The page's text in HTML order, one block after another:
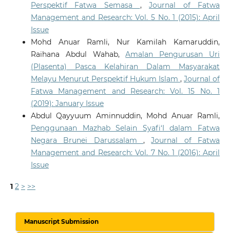
Perspektif Fatwa Semasa ,Journal of Fatwa
Management and Research: Vol. 5 No. 1 (2015): April
Issue
Mohd Anuar Ramli, Nur Kamilah Kamaruddin,
Raihana Abdul Wahab,Amalan Pengurusan Uri
(Plasenta) Pasca Kelahiran Dalam Masyarakat
Melayu Menurut Perspektif Hukum Islam,Journal of
Fatwa Management and Research: Vol. 15 No. 1
(2019): January Issue
Abdul Qayyuum Aminnuddin, Mohd Anuar Ramli,
Penggunaan Mazhab Selain Syafi‘I dalam Fatwa
Negara Brunei Darussalam ,Journal of Fatwa
Management and Research: Vol. 7 No. 1 (2016): April
Issue
1 2 > >>
Manuscript Submission